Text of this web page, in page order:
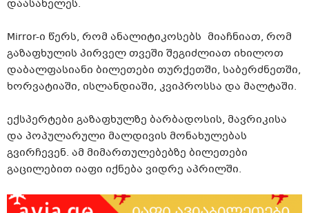
დაასახელეს.
Mirror-ი წერს, რომ ანალიტიკოსებს მიაჩნიათ, რომ
გაზაფხულის პირველ თვეში შეგიძლიათ იხილოთ
დაბალფასიანი ბილეთები თურქეთში, საბერძნეთში,
ხორვატიაში, ისლანდიაში, კვიპროსსა და მალტაში.
ექსპერტები გაზაფხულზე ბარბადოსის, მავრიკისა
და პოპულარული მალდივის მონახულებას
გვირჩევენ. ამ მიმართულებებზე ბილეთები
გაცილებით იაფი იქნება ვიდრე აპრილში.